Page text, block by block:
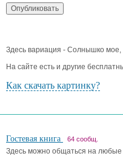
Здесь вариация - Солнышко мое,
На сайте есть и другие
Как скачать картинку?
Гостевая книга 64 сообщ.
Здесь можно общаться на любые